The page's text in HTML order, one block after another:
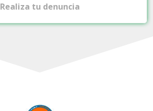
Realiza tu denuncia